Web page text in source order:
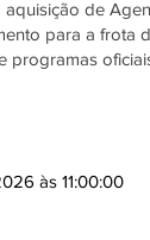
de
para a frota
programas
às 11:00:00